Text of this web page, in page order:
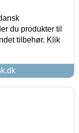
du produkter til
tilbehør. Klik